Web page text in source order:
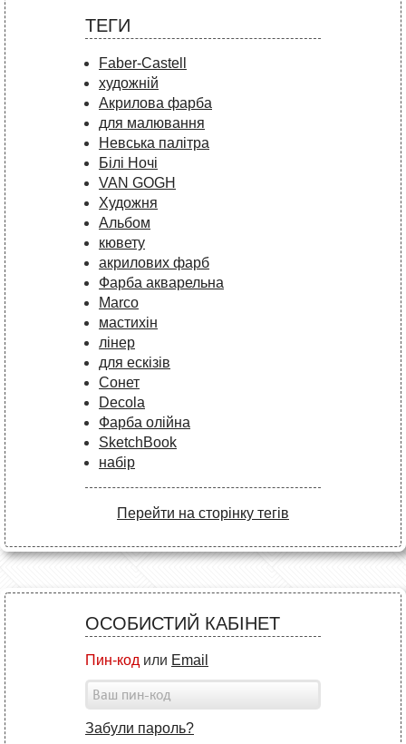
ТЕГИ
Faber-Castell
художній
Акрилова фарба
для малювання
Невська палітра
Білі Ночі
VAN GOGH
Художня
Альбом
кювету
акрилових фарб
Фарба акварельна
Marco
мастихін
лінер
для ескізів
Сонет
Decola
Фарба олійна
SketchBook
набір
Перейти на сторінку тегів
ОСОБИСТИЙ КАБІНЕТ
Пин-код или Email
Забули пароль?